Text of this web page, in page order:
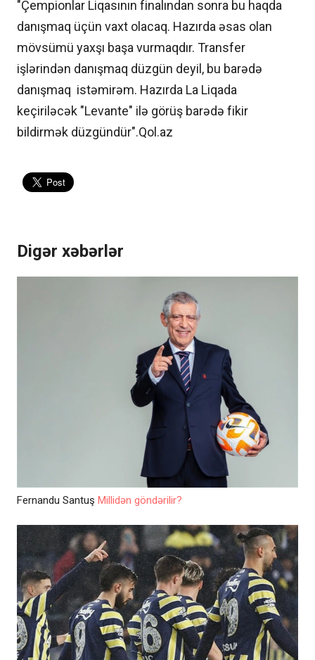
"Çempionlar Liqasının finalından sonra bu haqda
danışmaq üçün vaxt olacaq. Hazırda əsas olan
mövsümü yaxşı başa vurmaqdır. Transfer
işlərindən danışmaq düzgün deyil, bu barədə
danışmaq istəmirəm. Hazırda La Liqada
keçiriləcək "Levante" ilə görüş barədə fikir
bildirmək düzgündür".Qol.az
Digər xəbərlər
Fernandu Santuş Millidən göndərilir?